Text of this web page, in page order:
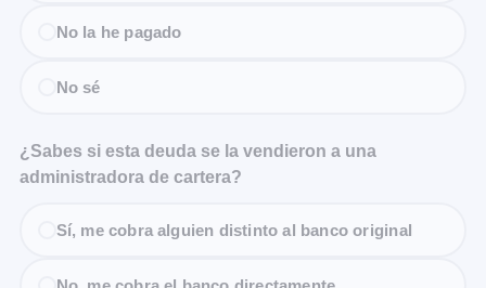
No la he pagado
No sé
¿Sabes si esta deuda se la vendieron a una
administradora de cartera?
Sí, me cobra alguien distinto al banco original